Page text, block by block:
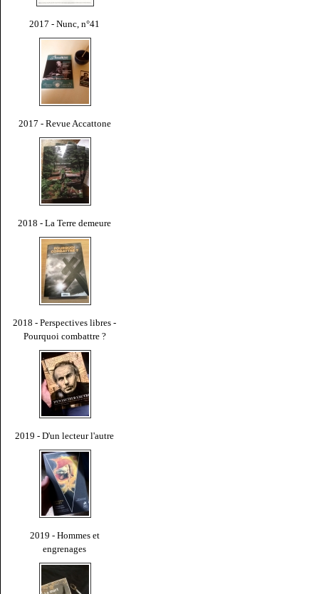
2017 - Nunc, n°41
2017 - Revue Accattone
2018 - La Terre demeure
2018 - Perspectives libres -
Pourquoi combattre ?
2019 - D'un lecteur l'autre
2019 - Hommes et
engrenages